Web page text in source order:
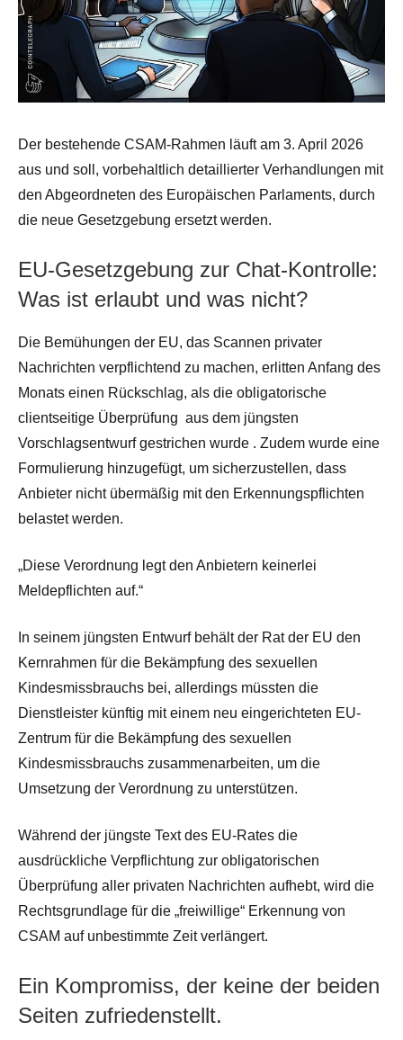
Der bestehende CSAM-Rahmen läuft am 3. April 2026
aus und soll, vorbehaltlich detaillierter Verhandlungen mit
den Abgeordneten des Europäischen Parlaments, durch
die neue Gesetzgebung ersetzt werden.
EU-Gesetzgebung zur Chat-Kontrolle:
Was ist erlaubt und was nicht?
Die Bemühungen der EU, das Scannen privater
Nachrichten verpflichtend zu machen, erlitten Anfang des
Monats einen Rückschlag, als die obligatorische
clientseitige Überprüfung aus dem jüngsten
Vorschlagsentwurf gestrichen wurde . Zudem wurde eine
Formulierung hinzugefügt, um sicherzustellen, dass
Anbieter nicht übermäßig mit den Erkennungspflichten
belastet werden.
„Diese Verordnung legt den Anbietern keinerlei
Meldepflichten auf.“
In seinem jüngsten Entwurf behält der Rat der EU den
Kernrahmen für die Bekämpfung des sexuellen
Kindesmissbrauchs bei, allerdings müssten die
Dienstleister künftig mit einem neu eingerichteten EU-
Zentrum für die Bekämpfung des sexuellen
Kindesmissbrauchs zusammenarbeiten, um die
Umsetzung der Verordnung zu unterstützen.
Während der jüngste Text des EU-Rates die
ausdrückliche Verpflichtung zur obligatorischen
Überprüfung aller privaten Nachrichten aufhebt, wird die
Rechtsgrundlage für die „freiwillige“ Erkennung von
CSAM auf unbestimmte Zeit verlängert.
Ein Kompromiss, der keine der beiden
Seiten zufriedenstellt.